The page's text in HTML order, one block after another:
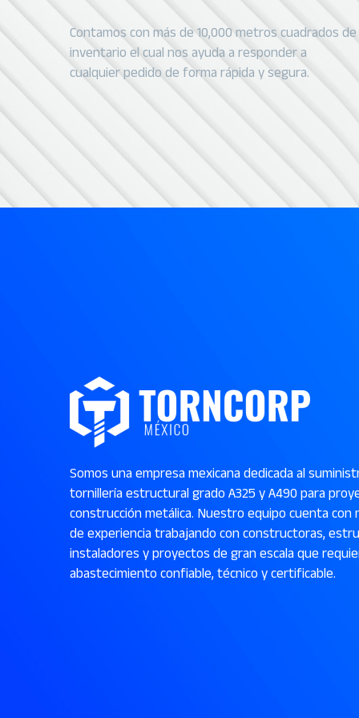
Contamos con más de 10,000 metros cuadrados de
inventario el cual nos ayuda a responder a
cualquier pedido de forma rápida y segura.
Somos una empresa mexicana dedicada al
tornillería estructural grado A325 y A490 para
construcción metálica. Nuestro equipo cuenta con
de experiencia trabajando con constructoras,
instaladores y proyectos de gran escala que
abastecimiento confiable, técnico y certificable.